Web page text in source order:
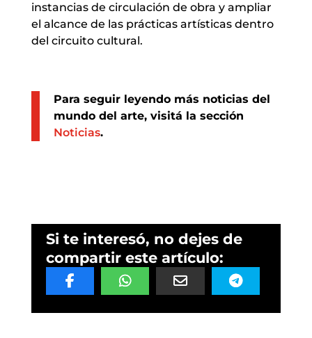
instancias de circulación de obra y ampliar
el alcance de las prácticas artísticas dentro
del circuito cultural.
Para seguir leyendo más noticias del
mundo del arte, visitá la sección
Noticias.
Si te interesó, no dejes de
compartir este artículo: